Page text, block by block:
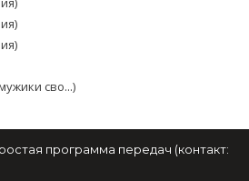
сво...)
программа передач (контакт: